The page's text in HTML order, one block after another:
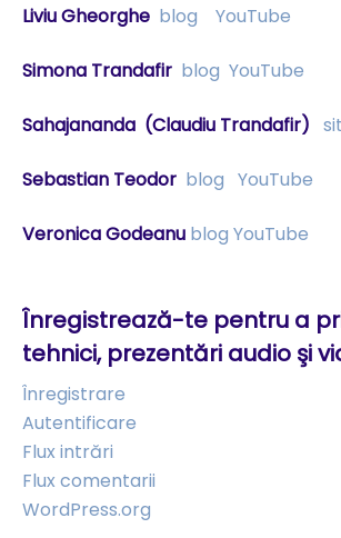
Liviu Gheorghe blog YouTube
Simona Trandafir blog YouTube
Sahajananda (Claudiu Trandafir)
Sebastian Teodor blog YouTube
Veronica Godeanu blog YouTube
Înregistrează-te pentru a
tehnici, prezentări audio şi
Înregistrare
Autentificare
Flux intrări
Flux comentarii
WordPress.org